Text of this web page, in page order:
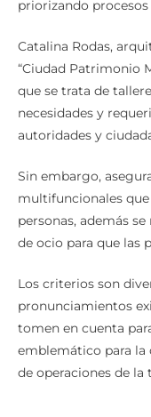
priorizando
Catalina Rodas,
“Ciudad Patrimonio
que se trata de
necesidades y
autoridades y
Sin embargo,
multifuncionales que
personas, además
de ocio para que las
Los criterios son
pronunciamientos
tomen en cuenta
emblemático para la
de operaciones de